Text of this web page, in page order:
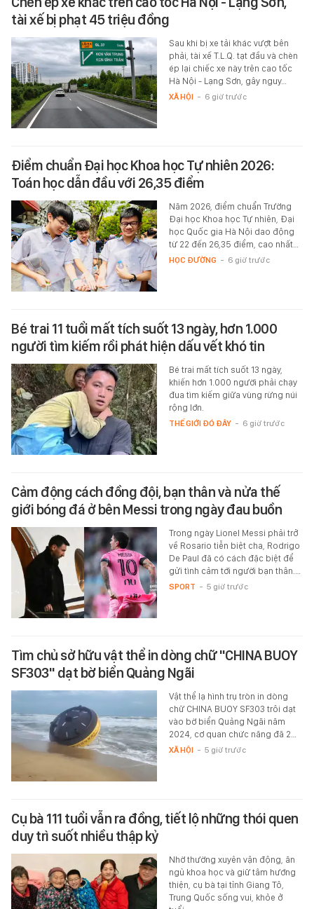
tài xế bị phạt 45 triệu đồng
Sau khi bị xe tải khác vượt bên
phải, tài xế T.L.Q. tạt đầu và chèn
ép lại chiếc xe này trên cao tốc
Hà Nội - Lạng Sơn, gây nguy…
XÃ HỘI - 6 giờ trước
Điểm chuẩn Đại học Khoa học Tự nhiên 2026:
Toán học dẫn đầu với 26,35 điểm
Năm 2026, điểm chuẩn Trường
Đại học Khoa học Tự nhiên, Đại
học Quốc gia Hà Nội dao động
từ 22 đến 26,35 điểm, cao nhất…
HỌC ĐƯỜNG - 6 giờ trước
Bé trai 11 tuổi mất tích suốt 13 ngày, hơn 1.000
người tìm kiếm rồi phát hiện dấu vết khó tin
Bé trai mất tích suốt 13 ngày,
khiến hơn 1.000 người phải chạy
đua tìm kiếm giữa vùng rừng núi
rộng lớn.
THẾ GIỚI ĐÓ ĐÂY - 6 giờ trước
Cảm động cách đồng đội, bạn thân và nửa thế
giới bóng đá ở bên Messi trong ngày đau buồn
Trong ngày Lionel Messi phải trở
về Rosario tiễn biệt cha, Rodrigo
De Paul đã có cách đặc biệt để
gửi tình cảm tới người bạn thân.…
SPORT - 5 giờ trước
Tìm chủ sở hữu vật thể in dòng chữ "CHINA BUOY
SF303" dạt bờ biển Quảng Ngãi
Vật thể lạ hình trụ tròn in dòng
chữ CHINA BUOY SF303 trôi dạt
vào bờ biển Quảng Ngãi năm
2024, cơ quan chức năng đã 2…
XÃ HỘI - 5 giờ trước
Cụ bà 111 tuổi vẫn ra đồng, tiết lộ những thói quen
duy trì suốt nhiều thập kỷ
Nhờ thường xuyên vận động, ăn
ngủ khoa học và giữ tâm hướng
thiện, cụ bà tại tỉnh Giang Tô,
Trung Quốc sống vui, khỏe ở